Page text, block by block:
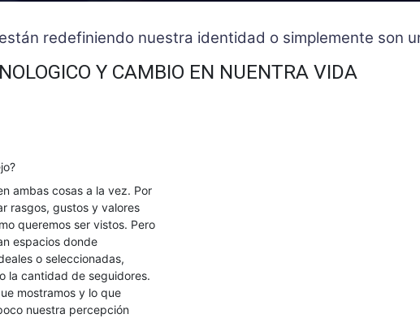
redefiniendo nuestra identidad o simplemente
Y CAMBIO EN NUENTRA VIDA
ambas cosas a la vez. Por
rasgos, gustos y valores
queremos ser vistos. Pero
espacios donde
o seleccionadas,
la cantidad de seguidores.
mostramos y lo que
nuestra percepción